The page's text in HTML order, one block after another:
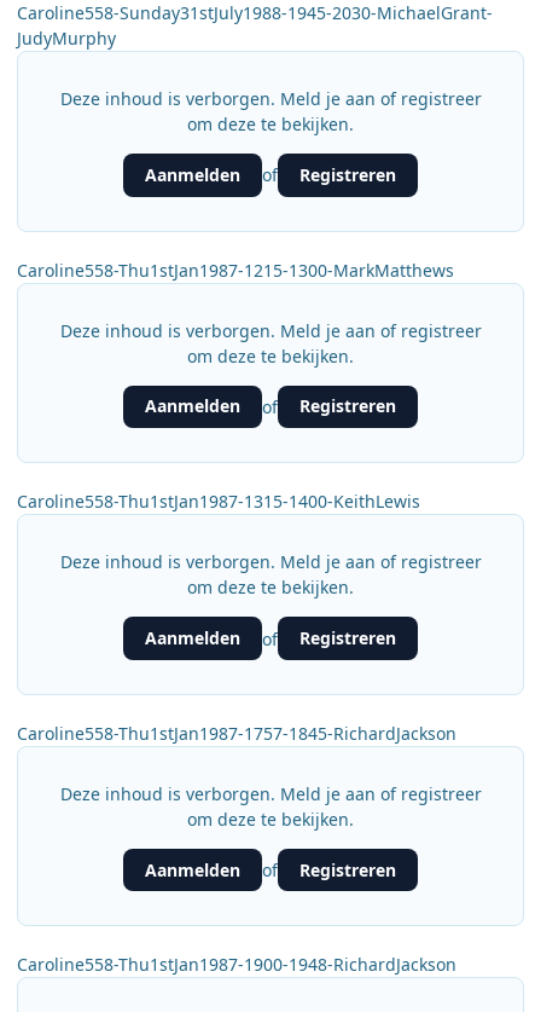
Caroline558-Sunday31stJuly1988-1945-2030-MichaelGrant-
JudyMurphy
Deze inhoud is verborgen. Meld je aan of registreer
om deze te bekijken.
Aanmelden of Registreren
Caroline558-Thu1stJan1987-1215-1300-MarkMatthews
Deze inhoud is verborgen. Meld je aan of registreer
om deze te bekijken.
Aanmelden of Registreren
Caroline558-Thu1stJan1987-1315-1400-KeithLewis
Deze inhoud is verborgen. Meld je aan of registreer
om deze te bekijken.
Aanmelden of Registreren
Caroline558-Thu1stJan1987-1757-1845-RichardJackson
Deze inhoud is verborgen. Meld je aan of registreer
om deze te bekijken.
Aanmelden of Registreren
Caroline558-Thu1stJan1987-1900-1948-RichardJackson